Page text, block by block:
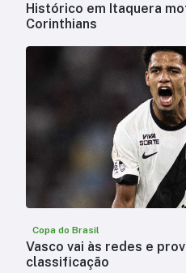
Histórico em Itaquera
Corinthians
Copa do Brasil
Vasco vai às redes e
classificação